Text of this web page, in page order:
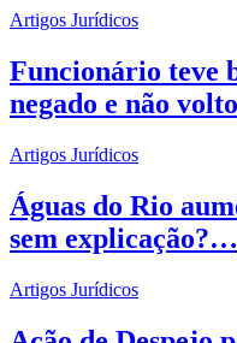
Artigos Jurídicos
Funcionário teve
negado e não
Artigos Jurídicos
Águas do Rio
sem explicação?…
Artigos Jurídicos